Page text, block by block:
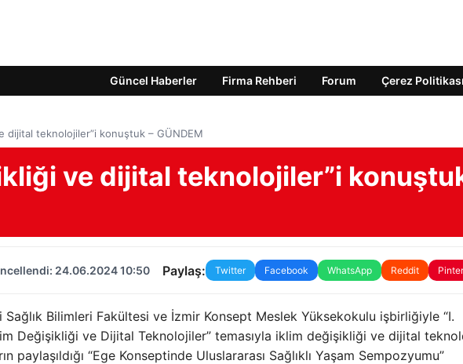
Güncel Haberler Firma Rehberi Forum Çerez Politikası
dijital teknolojiler”i konuştuk – GÜNDEM
ve dijital teknolojiler”i
24.06.2024 10:50 Paylaş: Twitter Facebook WhatsApp Reddit
Bilimleri Fakültesi ve İzmir Konsept Meslek Yüksekokulu işbirliğiyle “I.
Değişikliği ve Dijital Teknolojiler” temasıyla iklim değişikliği ve dijital
paylaşıldığı “Ege Konseptinde Uluslararası Sağlıklı Yaşam Sempozyumu”